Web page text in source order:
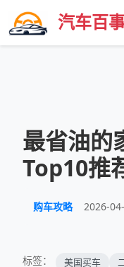
汽车百
最省油的
Top10推
购车攻略 2026-
标签： 美国买车